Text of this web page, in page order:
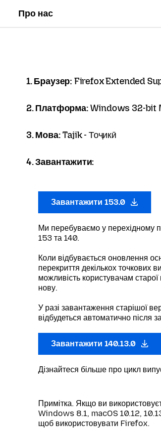
Про нас
1. Браузер: Firefox Extended
2. Платформа:Windows 32-bit
3. Мова:Tajik - Тоҷикӣ
4. Завантажити:
Завантажити 153.0
Ми перебуваємо у перехідному
153 та 140.
Коли відбувається оновлення
перекриття декількох точкових
можливість користувачам старої
нову.
У разі завантаження старішої
відбудеться автоматично після
Завантажити 140.13.0
Дізнайтеся більше про цикл
Примітка. Якщо ви
Windows 8.1, macOS 10.12,
щоб використовувати Firefox.